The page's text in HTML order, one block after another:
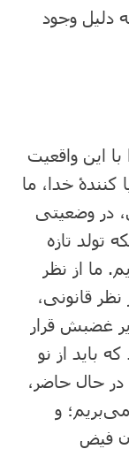
دلیل وجود
این واقعیت
خدا، ما
در وضعیتی
تولد تازه
ما از نظر
قانونی،
غضبش قرار
باید از نو
در حال حاضر،
و
فیض